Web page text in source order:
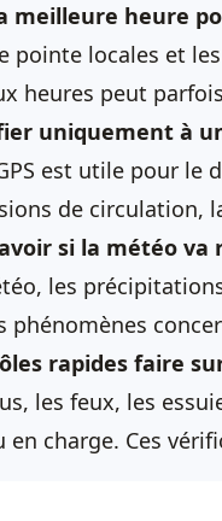
meilleure heure
pointe locales et
heures peut
uniquement à
est utile pour le
de circulation,
si la météo
les
phénomènes
rapides faire
les feux, les
en charge. Ces